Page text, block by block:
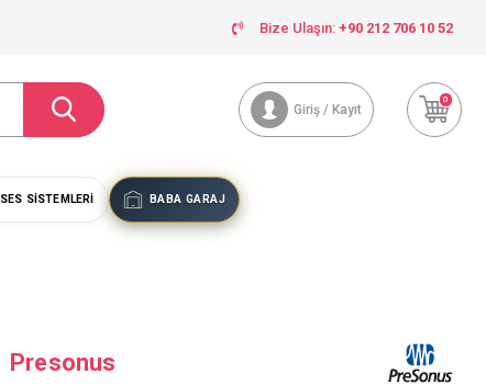
Bize Ulaşın: +90 212 706 10 52
Giriş / Kayıt
0
SES SISTEMLERI BABA GARAJ
Presonus